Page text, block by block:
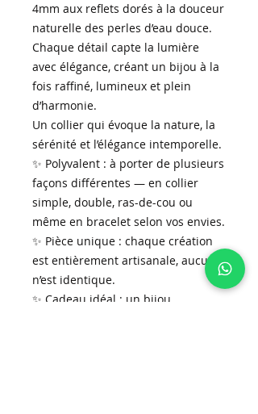
4mm aux reflets dorés à la douceur
naturelle des perles d’eau douce.
Chaque détail capte la lumière
avec élégance, créant un bijou à la
fois raffiné, lumineux et plein
d’harmonie.
Un collier qui évoque la nature, la
sérénité et l’élégance intemporelle.
✨ Polyvalent : à porter de plusieurs
façons différentes — en collier
simple, double, ras-de-cou ou
même en bracelet selon vos envies.
✨ Pièce unique : chaque création
est entièrement artisanale, aucune
n’est identique.
✨ Cadeau idéal : un bijou